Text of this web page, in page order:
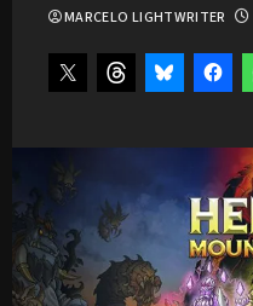
MARCELO LIGHTWRITER